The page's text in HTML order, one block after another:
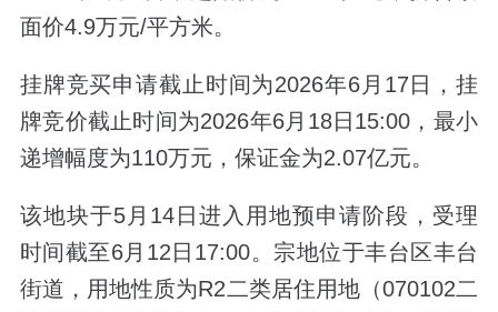
面价4.9万元/平方米。
挂牌竞买申请截止时间为2026年6月17日，挂
牌竞价截止时间为2026年6月18日15:00，最小
递增幅度为110万元，保证金为2.07亿元。
该地块于5月14日进入用地预申请阶段，受理
时间截至6月12日17:00。宗地位于丰台区丰台
街道，用地性质为R2二类居住用地（070102二